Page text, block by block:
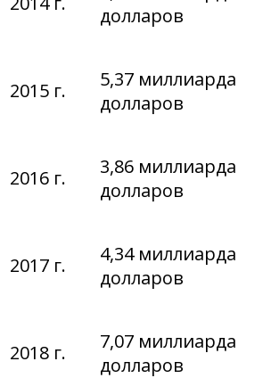
долларов
2015 г.
5,37 миллиарда
долларов
2016 г.
3,86 миллиарда
долларов
2017 г.
4,34 миллиарда
долларов
2018 г.
7,07 миллиарда
долларов